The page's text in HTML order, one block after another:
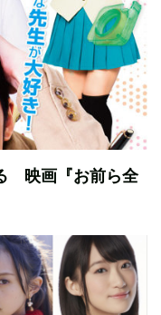
映画『お前ら全